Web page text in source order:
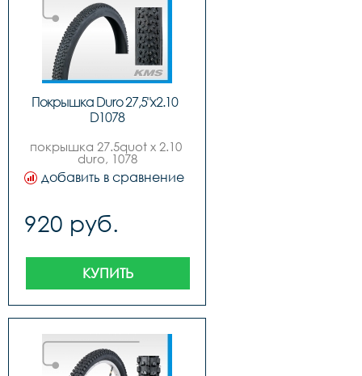
Покрышка Duro 27,5"x2.10
D1078
покрышка 27.5quot x 2.10
duro, 1078
добавить в сравнение
920 руб.
КУПИТЬ